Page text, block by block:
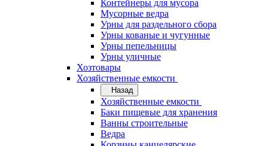
Контейнеры для мусора
Мусорные ведра
Урны для раздельного сбора
Урны кованые и чугунные
Урны пепельницы
Урны уличные
Хозтовары
Хозяйственные емкости
Назад
Хозяйственные емкости
Баки пищевые для хранения
Ванны строительные
Ведра